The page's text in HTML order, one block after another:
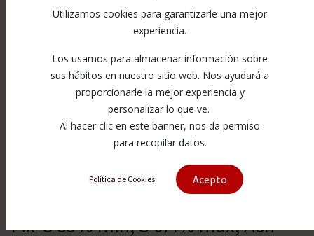
[Ant-0-3-85#] Anthracite 0/3 85#
Fix-C 85% min; S 0.4% max; Ash
Utilizamos cookies para garantizarle una mejor
experiencia.
Los usamos para almacenar información sobre
sus hábitos en nuestro sitio web. Nos ayudará a
proporcionarle la mejor experiencia y
personalizar lo que ve.
Al hacer clic en este banner, nos da permiso
para recopilar datos.
Política de Cookies Acepto